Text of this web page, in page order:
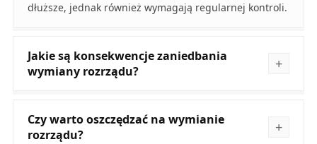
dłuższe, jednak również wymagają regularnej kontroli.
Jakie są konsekwencje zaniedbania
wymiany rozrządu?
Czy warto oszczędzać na wymianie
rozrządu?